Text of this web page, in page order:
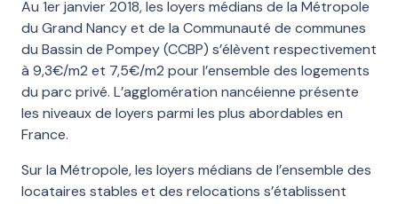
Au 1er janvier 2018, les loyers médians de la Métropole
du Grand Nancy et de la Communauté de communes
du Bassin de Pompey (CCBP) s’élèvent respectivement
à 9,3€/m2 et 7,5€/m2 pour l’ensemble des logements
du parc privé. L’agglomération nancéienne présente
les niveaux de loyers parmi les plus abordables en
France.
Sur la Métropole, les loyers médians de l’ensemble des
locataires stables et des relocations s’établissent